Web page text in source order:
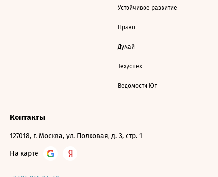
Устойчивое развитие
Право
Думай
Техуспех
Ведомости Юг
Контакты
127018, г. Москва, ул. Полковая, д. 3, стр. 1
На карте